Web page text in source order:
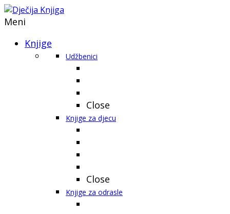
Meni
Knjige
Udžbenici
Close
Knjige za djecu
Close
Knjige za odrasle